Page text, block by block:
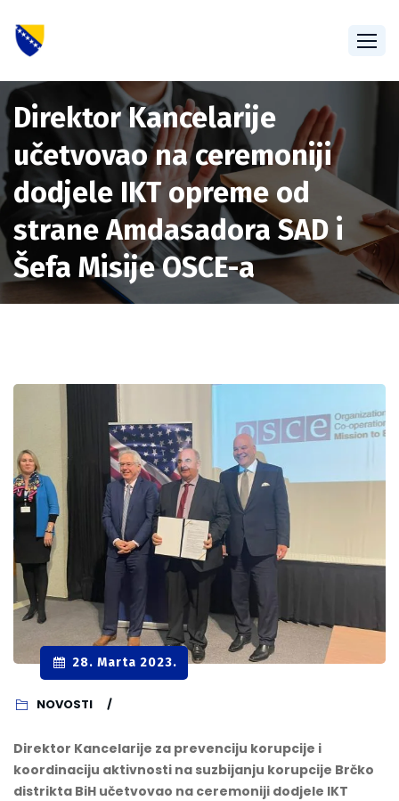
Direktor Kancelarije
učetvovao na ceremoniji
dodjele IKT opreme od
strane Amdasadora SAD i
Šefa Misije OSCE-a
28. Marta 2023.
NOVOSTI
Direktor Kancelarije za prevenciju korupcije i
koordinaciju aktivnosti na suzbijanju korupcije Brčko
distrikta BiH učetvovao na ceremoniji dodjele IKT